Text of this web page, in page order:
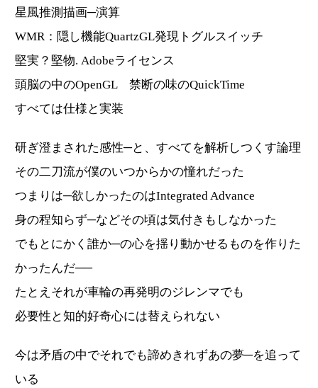
星風推測描画─演算
WMR：隠し機能QuartzGL発現トグルスイッチ
堅実？堅物. Adobeライセンス
頭脳の中のOpenGL 禁断の味のQuickTime
すべては仕様と実装
研ぎ澄まされた感性─と、すべてを解析しつくす論理
その二刀流が僕のいつからかの憧れだった
つまりは─欲しかったのはIntegrated Advance
身の程知らず─などその頃は気付きもしなかった
でもとにかく誰か─の心を揺り動かせるものを作りた
かったんだ──
たとえそれが車輪の再発明のジレンマでも
必要性と知的好奇心には替えられない
今は矛盾の中でそれでも諦めきれずあの夢─を追って
いる